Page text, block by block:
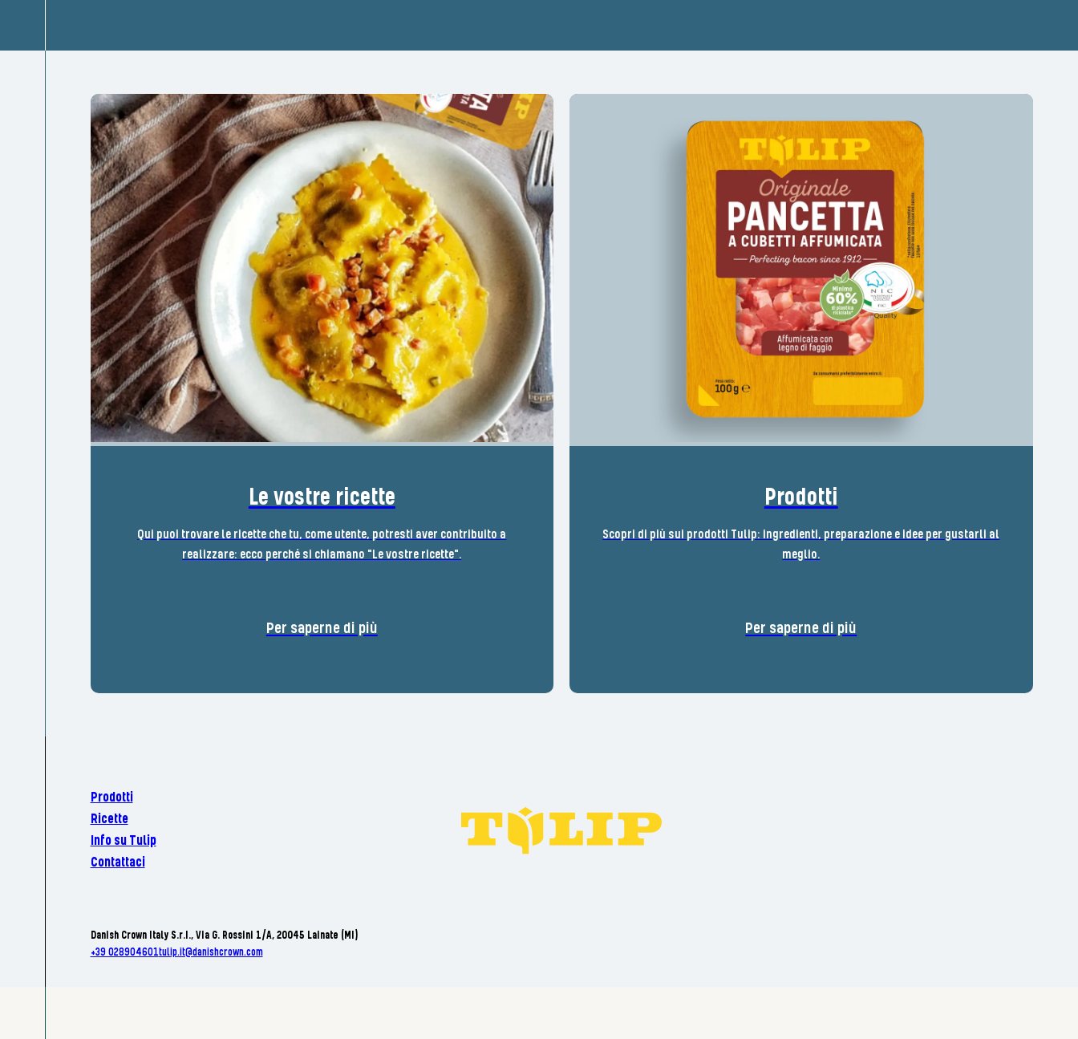
Le vostre ricette
Qui puoi trovare le ricette che tu, come utente, potresti aver contribuito a
realizzare: ecco perché si chiamano "Le vostre ricette".
Per saperne di più
Prodotti
Scopri di più sui prodotti Tulip: ingredienti, preparazione e idee per gustarli al
meglio.
Per saperne di più
Prodotti
Ricette
Info su Tulip
Contattaci
Danish Crown Italy S.r.I., Via G. Rossini 1/A, 20045 Lainate (MI)
+39 028904601tulip.it@danishcrown.com